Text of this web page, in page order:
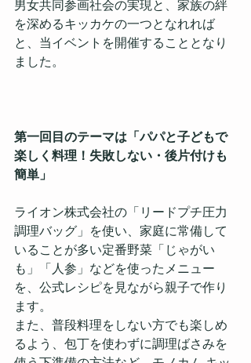
男女共同参画社会の実現と、家族の絆
を深めるキッカケの一つとなれれば
と、当イベントを開催することとなり
ました。
第一回目のテーマは「パパと子どもで
楽しく料理！失敗しない・後片付けも
簡単」
ライオン株式会社の「リードプチ圧力
調理バッグ」を使い、家庭に常備して
いることが多い定番野菜「じゃがい
も」「人参」などを使ったメニュー
を、公式レシピを見ながら親子で作り
ます。
また、普段料理をしない方でも楽しめ
るよう、包丁を使わずに調理ばさみを